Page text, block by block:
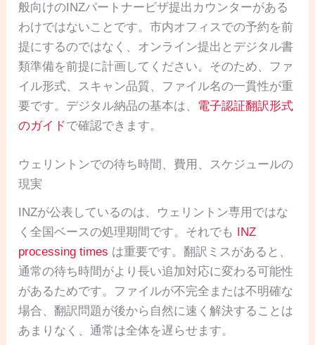
般向けのINZパートナービザ提出カウンターがある
わけではないことです。市内オフィスでの予約を前
提にするのではなく、オンライン提出とデジタル書
類準備を前提に計画してください。そのため、ファ
イル形式、スキャン品質、ファイル名の一貫性が重
要です。デジタル納品の基本は、 電子認証翻訳形式
のガイドで確認できます。
ウェリントンでの待ち時間、費用、スケジュールの
現実
INZが公表しているのは、ウェリントン専用ではな
く全国ベースの処理期間です。それでも
INZ
processing times は重要です。翻訳ミスがあると、
通常の待ち時間がより長い追加対応に変わる可能性
があるためです。ファイルが不完全または不明確な
場合、翻訳問題が後から自然に速く解決することは
あまりなく、通常は全体を遅らせます。